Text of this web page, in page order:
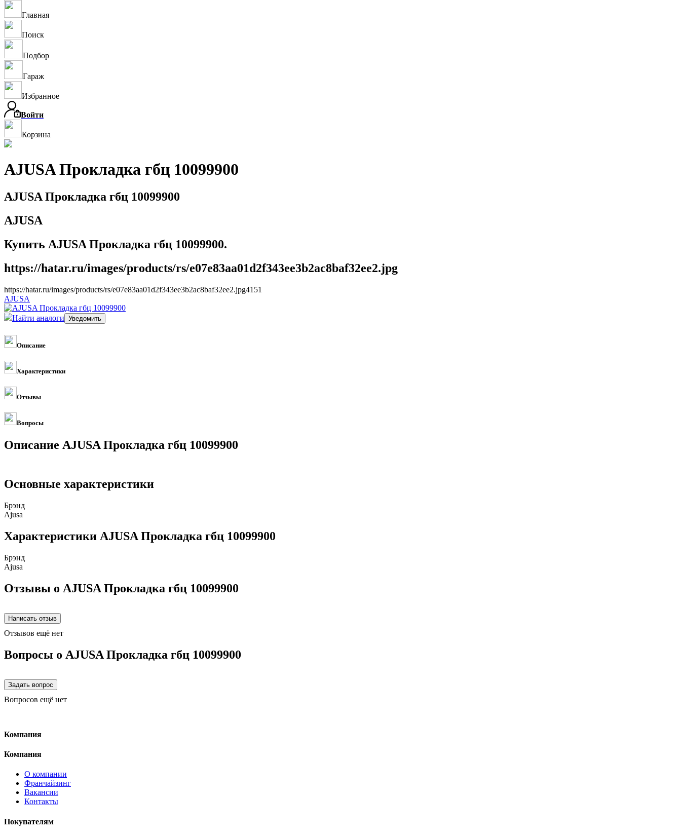
Главная
Поиск
Подбор
Гараж
Избранное
Войти
Корзина
AJUSA Прокладка гбц 10099900
AJUSA Прокладка гбц 10099900
AJUSA
Купить AJUSA Прокладка гбц 10099900.
https://hatar.ru/images/products/rs/e07e83aa01d2f343ee3b2ac8baf32ee2.jpg
https://hatar.ru/images/products/rs/e07e83aa01d2f343ee3b2ac8baf32ee2.jpg41 51
AJUSA
Найти аналоги
Описание
Характеристики
Отзывы
Вопросы
Описание AJUSA Прокладка гбц 10099900
Основные характеристики
Брэнд
Ajusa
Характеристики AJUSA Прокладка гбц 10099900
Брэнд
Ajusa
Отзывы о AJUSA Прокладка гбц 10099900
Отзывов ещё нет
Вопросы о AJUSA Прокладка гбц 10099900
Вопросов ещё нет
Компания
Компания
О компании
Франчайзинг
Вакансии
Контакты
Покупателям